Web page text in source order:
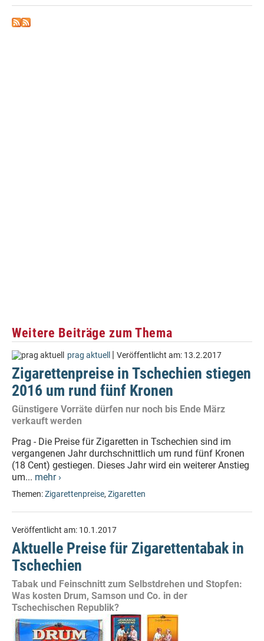
Weitere Beiträge zum Thema
prag aktuell | Veröffentlicht am: 13.2.2017
Zigarettenpreise in Tschechien stiegen
2016 um rund fünf Kronen
Günstigere Vorräte dürfen nur noch bis Ende März
verkauft werden
Prag - Die Preise für Zigaretten in Tschechien sind im
vergangenen Jahr durchschnittlich um rund fünf Kronen
(18 Cent) gestiegen. Dieses Jahr wird ein weiterer Anstieg
um... mehr ›
Themen:Zigarettenpreise, Zigaretten
Veröffentlicht am: 10.1.2017
Aktuelle Preise für Zigarettentabak in
Tschechien
Tabak und Feinschnitt zum Selbstdrehen und Stopfen:
Was kosten Drum, Samson und Co. in der
Tschechischen Republik?